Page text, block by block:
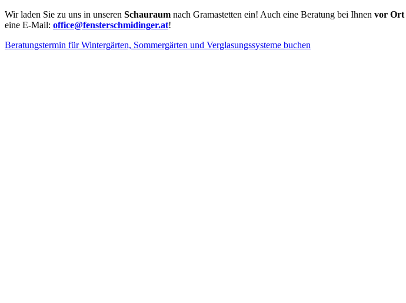
Wir laden Sie zu uns in unseren Schauraum nach Gramastetten ein! Auch eine Beratung bei Ihnen vor Ort
eine E-Mail: office@fensterschmidinger.at!
Beratungstermin für Wintergärten, Sommergärten und Verglasungssysteme buchen